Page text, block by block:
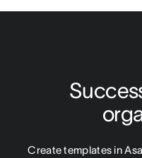
Create templates in